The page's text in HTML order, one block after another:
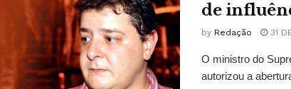
de
by Redação 31
O ministro do
autorizou a